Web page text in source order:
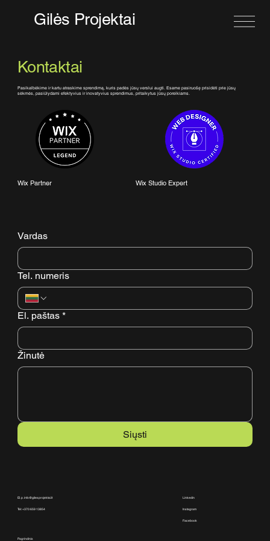
Gilės Projektai
Kontaktai
Pasikalbėkime ir kartu atraskime sprendimą, kuris padės jūsų verslui augti. Esame pasiruošę prisidėti prie jūsų
sėkmės, pasiūlydami efektyvius ir inovatyvius sprendimus, pritaikytus jūsų poreikiams.
Wix Partner Wix Studio Expert
Vardas
Tel. numeris
El. paštas *
Žinutė
Siųsti
El. p. info@gilesprojektai.lt
Tel: +370 659 13854
Linkedin
Instagram
Facebook
Pagrindinis